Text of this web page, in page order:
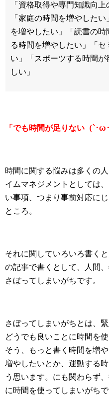
「資格取得や専門知識向
「家庭の時間を増やした
を増やしたい」「読書の
る時間を増やしたい」「
い」「スポーツする時間
しい」
「でも時間が足りない（`･ω･
時間に関する悩みは多くの
イムマネジメントとしては
い事項、つまり事前対応に
ところ。
それに関していろいろ書く
の記事で書くとして、人間
さぼってしまいがちです。
さぼってしまいがちとは、
どうでも良いことに時間を
そう、もっと書く時間を増
増やしたいとか、運動する
う思います。にも関わらず
に時間を使ってしまいがちで